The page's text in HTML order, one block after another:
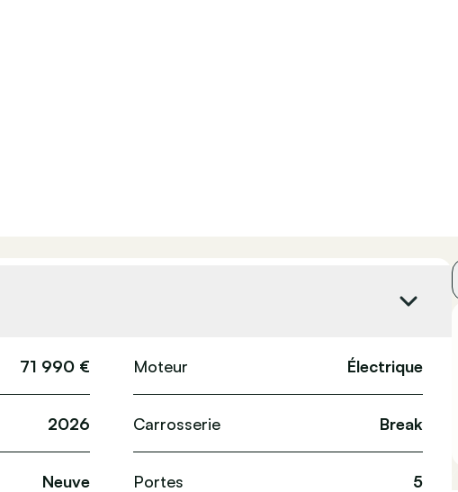
71 990 €
2026
Neuve
Moteur Électrique
Carrosserie Break
Portes 5